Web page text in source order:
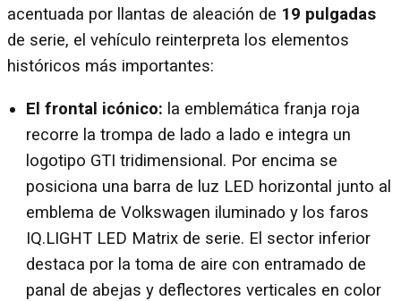
acentuada por llantas de aleación de 19 pulgadas
de serie, el vehículo reinterpreta los elementos
históricos más importantes:
El frontal icónico: la emblemática franja roja
recorre la trompa de lado a lado e integra un
logotipo GTI tridimensional. Por encima se
posiciona una barra de luz LED horizontal junto al
emblema de Volkswagen iluminado y los faros
IQ.LIGHT LED Matrix de serie. El sector inferior
destaca por la toma de aire con entramado de
panal de abejas y deflectores verticales en color